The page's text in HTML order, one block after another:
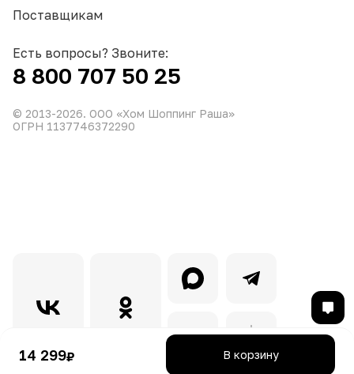
14 299₽ В корзину
Поставщикам
Есть вопросы? Звоните:
8 800 707 50 25
© 2013-2026. ООО «Хом Шоппинг Раша»
ОГРН 1137746372290